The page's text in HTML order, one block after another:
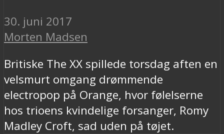
30. juni 2017
Morten Madsen
Britiske The XX spillede torsdag aften en
velsmurt omgang drømmende
electropop på Orange, hvor følelserne
hos trioens kvindelige forsanger, Romy
Madley Croft, sad uden på tøjet.